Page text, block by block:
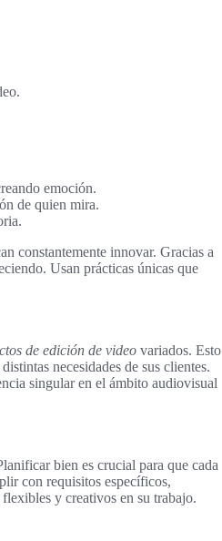
emoción.
de quien mira.
constantemente innovar. Gracias a
Usan prácticas únicas que
de edición de video variados. Esto
necesidades de sus clientes.
singular en el ámbito audiovisual
bien es crucial para que cada
con requisitos específicos,
y creativos en su trabajo.